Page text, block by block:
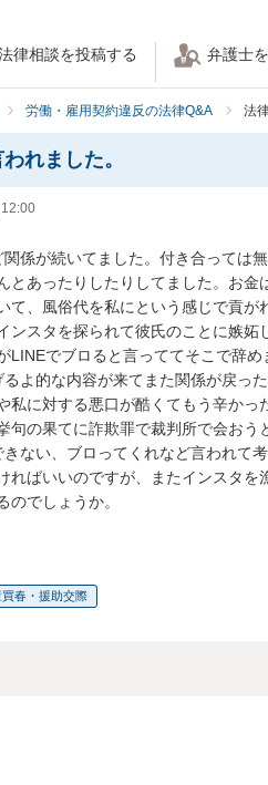
律相談を投稿する 弁護士
労働・雇用契約違反の法律Q&A 法
れました。
係が続いてました。付き合っては
とあったりしたりしてました。お金
て、風俗代を私にという感じで貢が
スタを探られて彼氏のことに嫉妬
でブロると言っててそこで辞め
よ的な内容が来てまた関係が戻っ
私に対する悪口が酷くてもう辛かっ
句の果てに詐欺罪で裁判所で会おう
ない、ブロってくれなど言われて
ばいいのですが、またインスタを
買春・援助交際